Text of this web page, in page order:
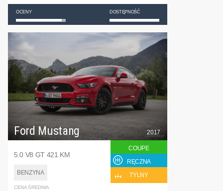
OCENY DOSTĘPNOŚĆ
Ford Mustang
5.0 V8 GT 421 KM
BENZYNA
2017
COUPE
RĘCZNA
TYLNY
CENA ŚREDNIA